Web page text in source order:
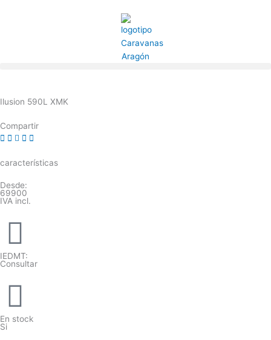
Ilusion 590L XMK
Compartir
características
Desde:
69900
IVA incl.
IEDMT:
Consultar
En stock
Si